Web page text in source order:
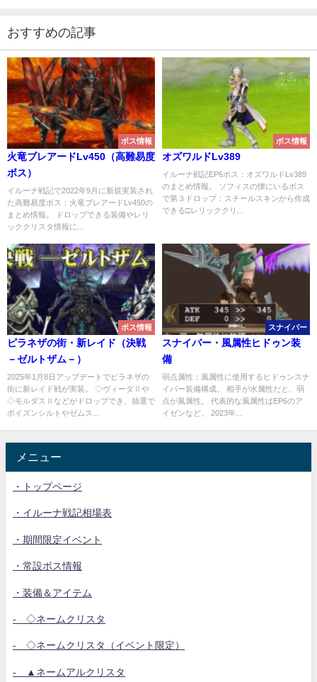
おすすめの記事
ボス情報
火竜ブレアードLv450（高難易度
ボス）
イルーナ戦記で2022年9月に新規実装され
た高難易度ボス：火竜ブレアードLv450の
まとめ情報。 ドロップできる装備やレリ
ッククリスタ情報に...
ボス情報
オズワルドLv389
イルーナ戦記EP6ボス：オズワルドLv389
のまとめ情報。 ソフィスの懐にいるボス
で第３ドロップ：スチールスキンから作成
できる□レリッククリ...
ボス情報
ピラネザの街・新レイド（決戦
－ゼルトザム－）
2025年1月8日アップデートでピラネザの
街に新レイド戦が実装。 ◇ヴィーダⅡや
◇モルダスⅡなどがドロップでき、抽選で
ポイズンシルトやゼムス...
スナイパー
スナイパー・風属性ヒドゥン装
備
弱点属性：風属性に使用するヒドゥンスナ
イパー装備構成。 相手が水属性だと、弱
点が風属性。 代表的な風属性はEP6のア
イゼンなど。 2023年...
メニュー
・トップページ
・イルーナ戦記相場表
・期間限定イベント
・常設ボス情報
・装備＆アイテム
- ◇ネームクリスタ
- ◇ネームクリスタ（イベント限定）
- ▲ネームアルクリスタ